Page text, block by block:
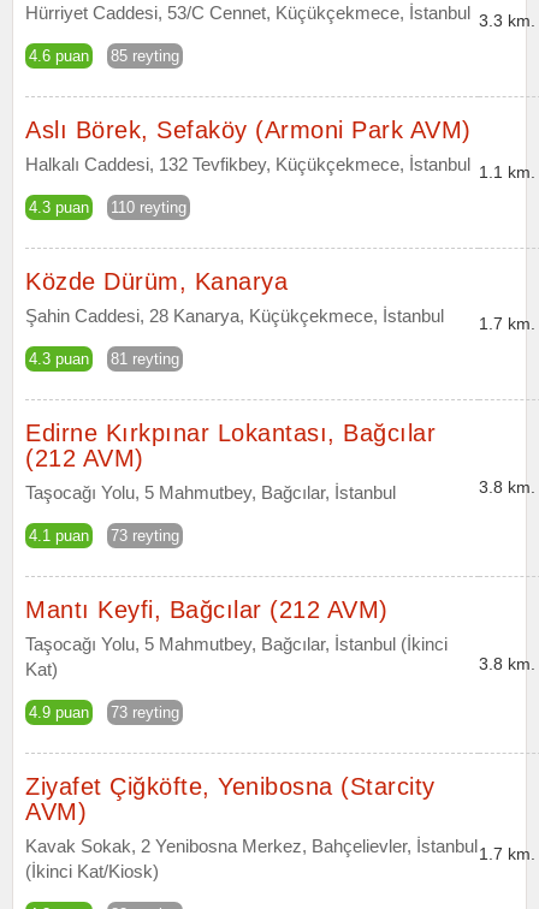
Hürriyet Caddesi, 53/C Cennet, Küçükçekmece, İstanbul
4.6 puan 85 reyting
3.3 km.
Aslı Börek, Sefaköy (Armoni Park AVM)
Halkalı Caddesi, 132 Tevfikbey, Küçükçekmece, İstanbul
4.3 puan 110 reyting
1.1 km.
Közde Dürüm, Kanarya
Şahin Caddesi, 28 Kanarya, Küçükçekmece, İstanbul
4.3 puan 81 reyting
1.7 km.
Edirne Kırkpınar Lokantası, Bağcılar
(212 AVM)
Taşocağı Yolu, 5 Mahmutbey, Bağcılar, İstanbul
4.1 puan 73 reyting
3.8 km.
Mantı Keyfi, Bağcılar (212 AVM)
Taşocağı Yolu, 5 Mahmutbey, Bağcılar, İstanbul (İkinci
Kat)
4.9 puan 73 reyting
3.8 km.
Ziyafet Çiğköfte, Yenibosna (Starcity
AVM)
Kavak Sokak, 2 Yenibosna Merkez, Bahçelievler, İstanbul
(İkinci Kat/Kiosk)
1.7 km.